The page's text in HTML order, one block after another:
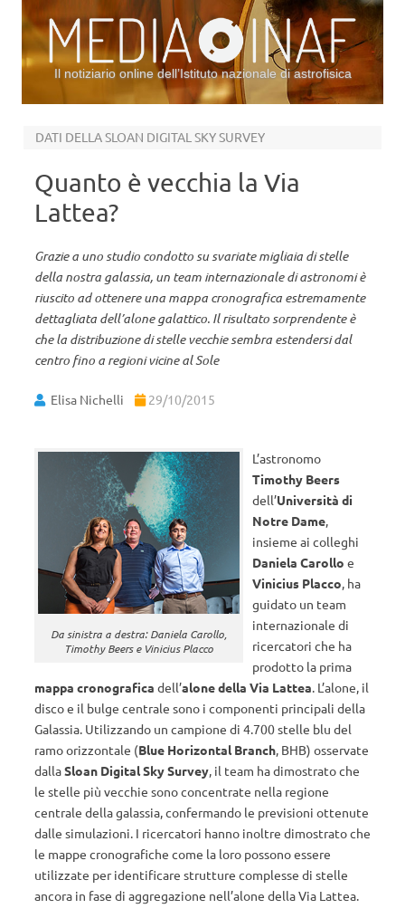
Il notiziario online dell’Istituto nazionale di astrofisica
DATI DELLA SLOAN DIGITAL SKY SURVEY
Quanto è vecchia la Via
Lattea?
Grazie a uno studio condotto su svariate migliaia di stelle
della nostra galassia, un team internazionale di astronomi è
riuscito ad ottenere una mappa cronografica estremamente
dettagliata dell’alone galattico. Il risultato sorprendente è
che la distribuzione di stelle vecchie sembra estendersi dal
centro fino a regioni vicine al Sole
Elisa Nichelli 29/10/2015
Da sinistra a destra: Daniela Carollo,
Timothy Beers e Vinicius Placco
L’astronomo
Timothy Beers
dell’Università di
Notre Dame,
insieme ai colleghi
Daniela Carollo e
Vinicius Placco, ha
guidato un team
internazionale di
ricercatori che ha
prodotto la prima
mappa cronografica dell’alone della Via Lattea. L’alone, il
disco e il bulge centrale sono i componenti principali della
Galassia. Utilizzando un campione di 4.700 stelle blu del
ramo orizzontale (Blue Horizontal Branch, BHB) osservate
dallaSloan Digital Sky Survey, il team ha dimostrato che
le stelle più vecchie sono concentrate nella regione
centrale della galassia, confermando le previsioni ottenute
dalle simulazioni. I ricercatori hanno inoltre dimostrato che
le mappe cronografiche come la loro possono essere
utilizzate per identificare strutture complesse di stelle
ancora in fase di aggregazione nell’alone della Via Lattea.